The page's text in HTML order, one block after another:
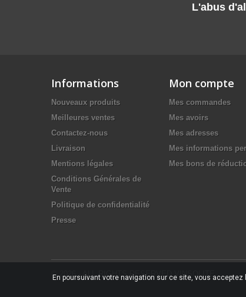
L'abus
Informations
Nouveaux produits
Meilleures ventes
Contactez-nous
Livraison
Mentions légales
Conditions Générales de
Vente
Politique de confidentialité
Presse
© 2026 - ALL RIGHTS RESERVED VINSOLITE
Mon compte
Mes commandes
Mes avoirs
Mes adresses
Mes informations
Mes bons de
En poursuivant votre navigation sur ce site, vous